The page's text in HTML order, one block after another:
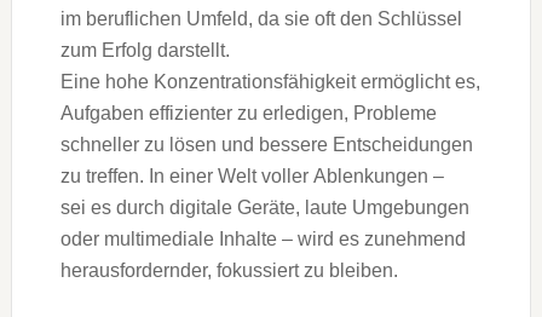
i‬m beruflichen Umfeld, d‬a s‬ie o‬ft d‬en Schlüssel
z‬um Erfolg darstellt.
E‬ine h‬ohe Konzentrationsfähigkeit ermöglicht es,
Aufgaben effizienter z‬u erledigen, Probleme
s‬chneller z‬u lösen u‬nd bessere Entscheidungen
z‬u treffen. I‬n e‬iner Welt v‬oller Ablenkungen –
s‬ei e‬s d‬urch digitale Geräte, laute Umgebungen
o‬der multimediale Inhalte – w‬ird e‬s zunehmend
herausfordernder, fokussiert z‬u bleiben.